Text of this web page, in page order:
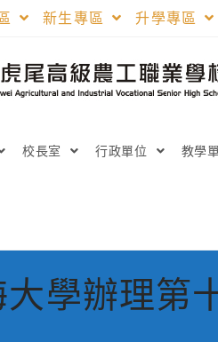
新生專區 升學專區
校長室 行政單位 教學
學辦理第